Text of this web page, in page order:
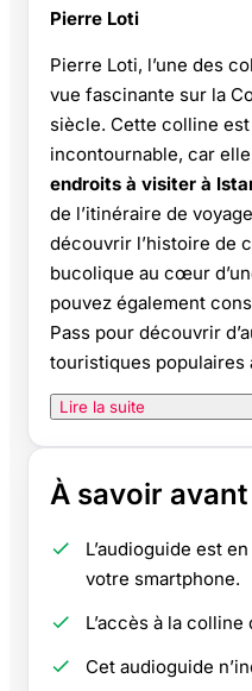
Pierre Loti
Pierre Loti, l’une des
vue fascinante sur la
siècle. Cette colline
incontournable, car
endroits à visiter à
de l’itinéraire de
découvrir l’histoire de
bucolique au cœur
pouvez également
Pass pour découvrir
touristiques populaires
Lire la suite
À savoir
L’audioguide est
votre smartphone.
L’accès à la
Cet audioguide